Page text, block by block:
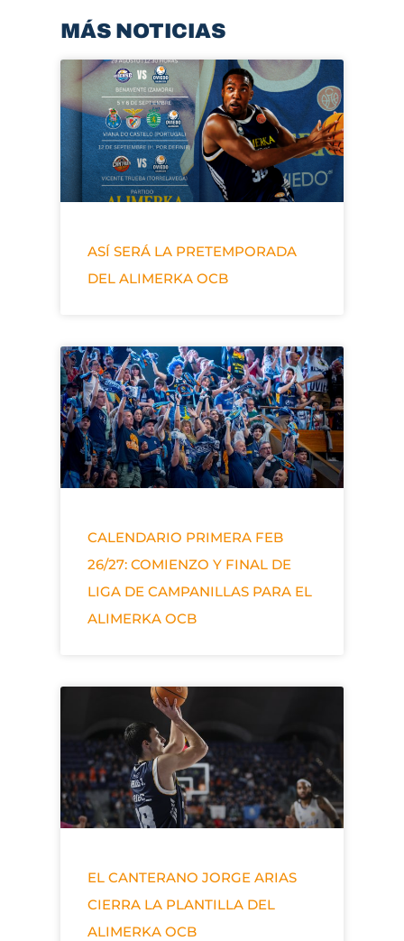
MÁS NOTICIAS
ASÍ SERÁ LA PRETEMPORADA
DEL ALIMERKA OCB
CALENDARIO PRIMERA FEB
26/27: COMIENZO Y FINAL DE
LIGA DE CAMPANILLAS PARA EL
ALIMERKA OCB
EL CANTERANO JORGE ARIAS
CIERRA LA PLANTILLA DEL
ALIMERKA OCB